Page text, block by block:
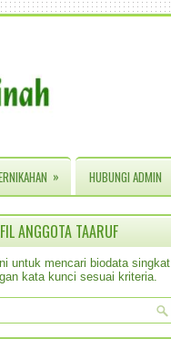
» HUBUNGI ADMIN
ANGGOTA TAARUF
untuk mencari biodata singkat
kata kunci sesuai kriteria.